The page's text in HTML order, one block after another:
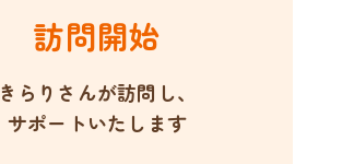
訪問開始
きらりさんが訪問し、
サポートいたします